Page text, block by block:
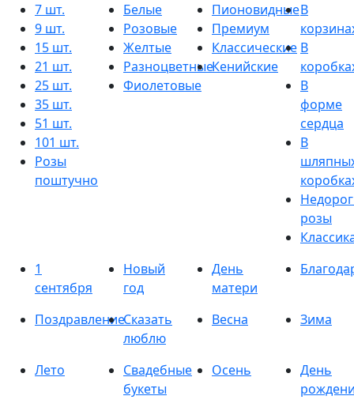
7 шт.
9 шт.
15 шт.
21 шт.
25 шт.
35 шт.
51 шт.
101 шт.
Розы
поштучно
Белые
Розовые
Желтые
Разноцветные
Фиолетовые
Пионовидные
Премиум
Классические
Кенийские
В
В
В
форме
сердца
В
розы
1
сентября
Новый
год
День
матери
ПоздравлениеСказать
люблю
Весна Зима
Лето
Свадебные
букеты
Осень
День